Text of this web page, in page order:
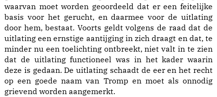
waarvan moet worden geoordeeld dat er een feitelijke
basis voor het gerucht, en daarmee voor de uitlating
door hem, bestaat. Voorts geldt volgens de raad dat de
uitlating een ernstige aantijging in zich draagt en dat, te
minder nu een toelichting ontbreekt, niet valt in te zien
dat de uitlating functioneel was in het kader waarin
deze is gedaan. De uitlating schaadt de eer en het recht
op een goede naam van Tromp en moet als onnodig
grievend worden aangemerkt.